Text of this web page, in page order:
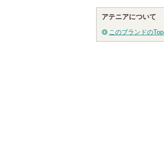
アテニアについて
このブランドの